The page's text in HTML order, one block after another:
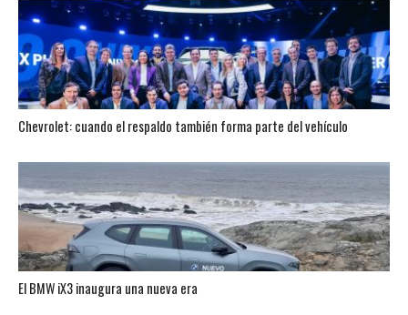
Chevrolet: cuando el respaldo también forma parte del vehículo
El BMW iX3 inaugura una nueva era